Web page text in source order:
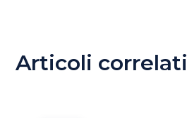
Articoli correlati